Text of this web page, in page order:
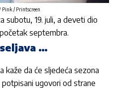
Pink / Printscreen
subotu, 19. juli, a deveti dio
septembra.
…
kaže da će sljedeća sezona
ugovori od strane